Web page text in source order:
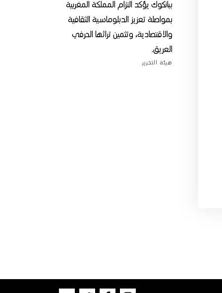
ببانكوك يؤكد التزام المملكة المغربية
بمواصلة تعزيز الدبلوماسية الثقافية
والاقتصادية، وتثمين تراثها الحرفي
العريق.
هيئة التحرير